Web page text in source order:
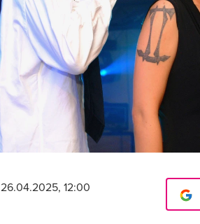
26.04.2025, 12:00